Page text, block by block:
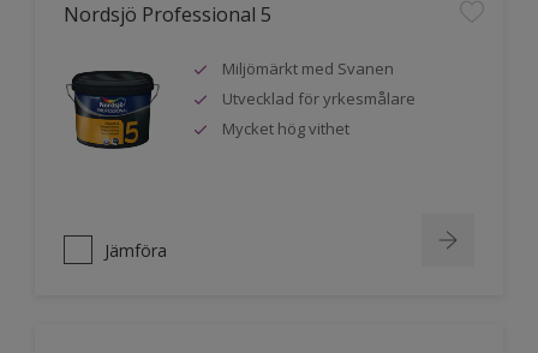
Nordsjö Professional 5
Miljömärkt med Svanen
Utvecklad för yrkesmålare
Mycket hög vithet
Jämföra